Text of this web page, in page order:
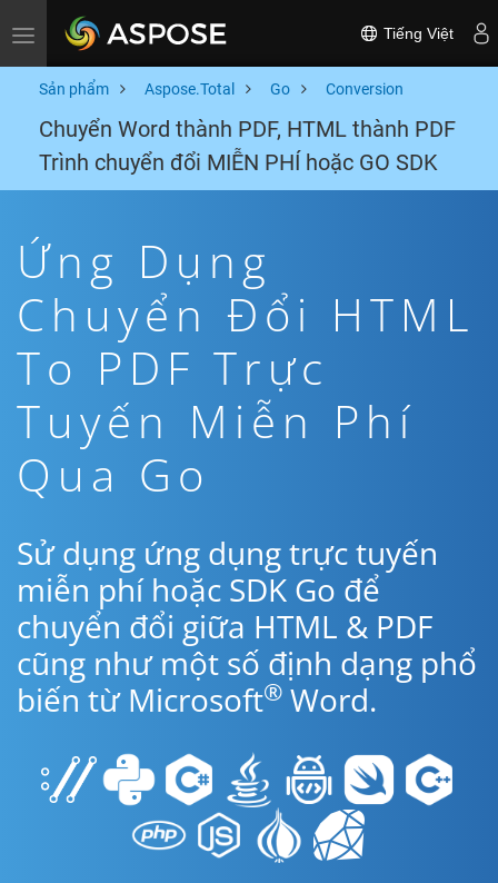
Toggle navigation Tiếng Việt
Sản phẩm Aspose.Total Go Conversion
Chuyển Word thành PDF, HTML thành PDF
Trình chuyển đổi MIỄN PHÍ hoặc GO SDK
Ứng Dụng
Chuyển Đổi HTML
To PDF Trực
Tuyến Miễn Phí
Qua Go
Sử dụng ứng dụng trực tuyến
miễn phí hoặc SDK Go để
chuyển đổi giữa HTML & PDF
cũng như một số định dạng phổ
biến từ Microsoft® Word.